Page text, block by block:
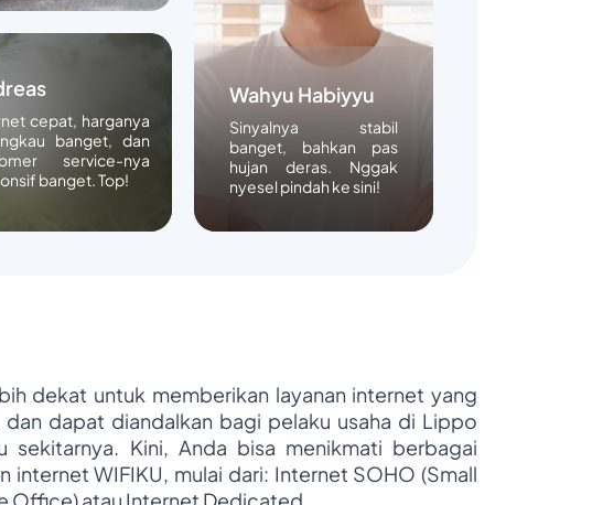
Wahyu Habiyyu
Sinyalnya stabil
banget, bahkan pas
hujan deras. Nggak
nyesel pindah ke sini!
cepat, harganya
banget, dan
service-nya
banget. Top!
dekat untuk memberikan layanan internet yang
dapat diandalkan bagi pelaku usaha di Lippo
sekitarnya. Kini, Anda bisa menikmati berbagai
internet WIFIKU, mulai dari: Internet SOHO (Small